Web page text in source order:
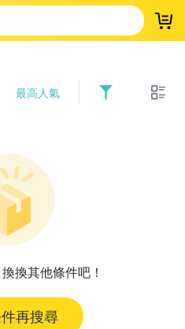
登
最高人氣
換其他條件吧！
再搜尋